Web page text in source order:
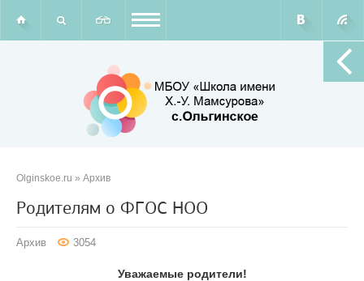
Olginskoe.ru » Архив
Родителям о ФГОС НОО
Архив 3054
Уважаемые родители!